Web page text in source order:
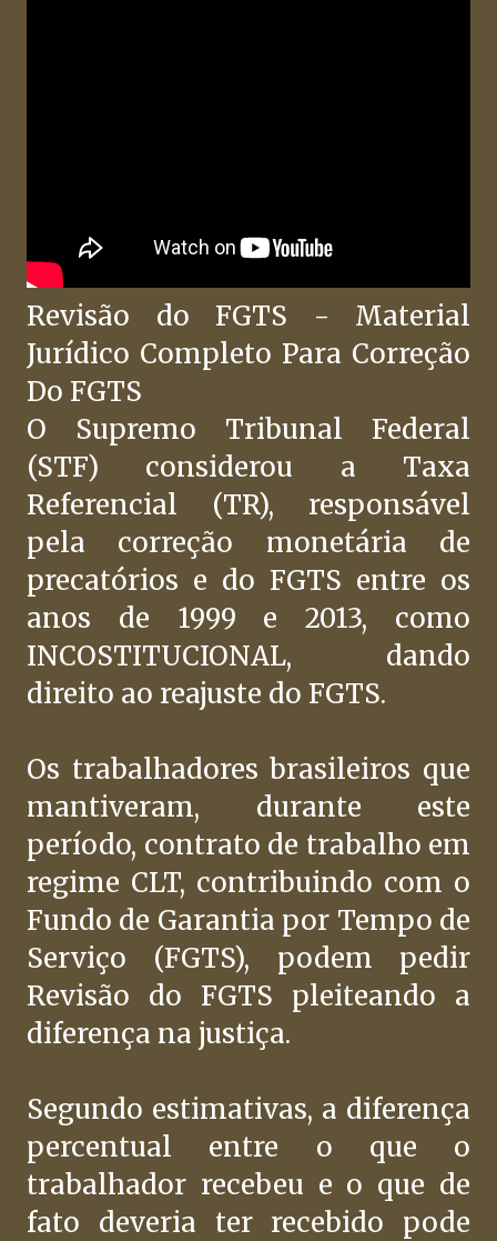
Revisão do FGTS - Material
Jurídico Completo Para Correção
Do FGTS
O Supremo Tribunal Federal
(STF) considerou a Taxa
Referencial (TR), responsável
pela correção monetária de
precatórios e do FGTS entre os
anos de 1999 e 2013, como
INCOSTITUCIONAL, dando
direito ao reajuste do FGTS.
Os trabalhadores brasileiros que
mantiveram, durante este
período, contrato de trabalho em
regime CLT, contribuindo com o
Fundo de Garantia por Tempo de
Serviço (FGTS), podem pedir
Revisão do FGTS pleiteando a
diferença na justiça.
Segundo estimativas, a diferença
percentual entre o que o
trabalhador recebeu e o que de
fato deveria ter recebido pode